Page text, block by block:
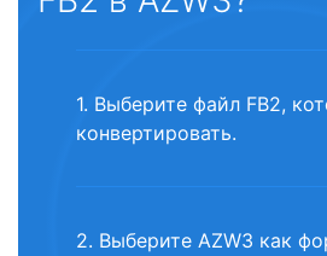
1. Выберите файл FB2,
конвертировать.
2. Выберите AZW3 как